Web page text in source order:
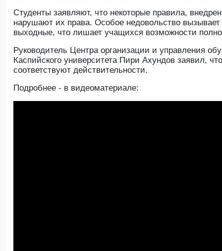
Студенты заявляют, что некоторые правила,
нарушают их права. Особое недовольство вызывает
выходные, что лишает учащихся возможности
Руководитель Центра организации и управления
Каспийского университета Пири Ахундов заявил,
соответствуют действительности.
Подробнее - в видеоматериале: